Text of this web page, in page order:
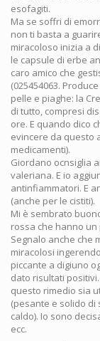
esofagiti.
Ma se soffri di
non ti basta a
miracoloso inizia a
le capsule di erbe
caro amico che
(025454063.
pelle e piaghe: la
di tutto, compresi
ore. E quando dico
evincere da questo
medicamenti).
Giordano ocnsiglia
valeriana. E io
antinfiammatori. E
(anche per le cistiti).
Mi è sembrato
rossa che hanno
Segnalo anche che
miracolosi
piccante a digiuno
dato risultati
questo rimedio sia
(pesante e solido di
caldo). Io sono
ecc.